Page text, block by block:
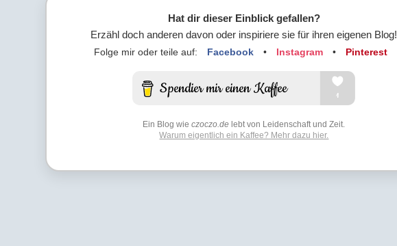
Hat dir dieser Einblick gefallen?
Erzähl doch anderen davon oder inspiriere sie für ihren eigenen Blog!
Folge mir oder teile auf: Facebook • Instagram • Pinterest
Ein Blog wieczoczo.de lebt von Leidenschaft und Zeit.
Warum eigentlich ein Kaffee? Mehr dazu hier.